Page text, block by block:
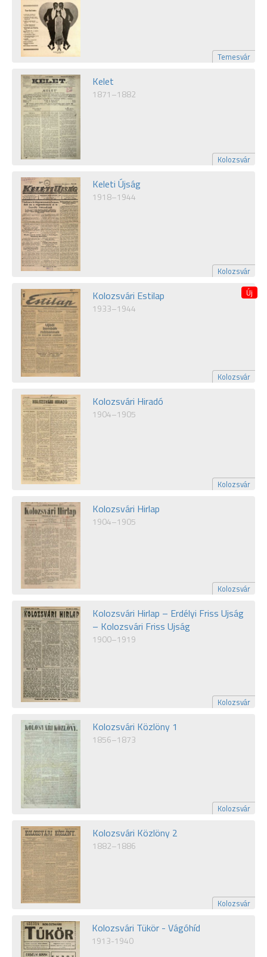
Temesvár
Kelet
1871–1882
Kolozsvár
Keleti Újság
1918–1944
Kolozsvár
Kolozsvári Estilap
1933–1944
Kolozsvár
Kolozsvári Hiradó
1904–1905
Kolozsvár
Kolozsvári Hirlap
1904–1905
Kolozsvár
Kolozsvári Hirlap – Erdélyi Friss Ujság
– Kolozsvári Friss Ujság
1900–1919
Kolozsvár
Kolozsvári Közlöny 1
1856–1873
Kolozsvár
Kolozsvári Közlöny 2
1882–1886
Kolozsvár
Kolozsvári Tükör - Vágóhíd
1913-1940